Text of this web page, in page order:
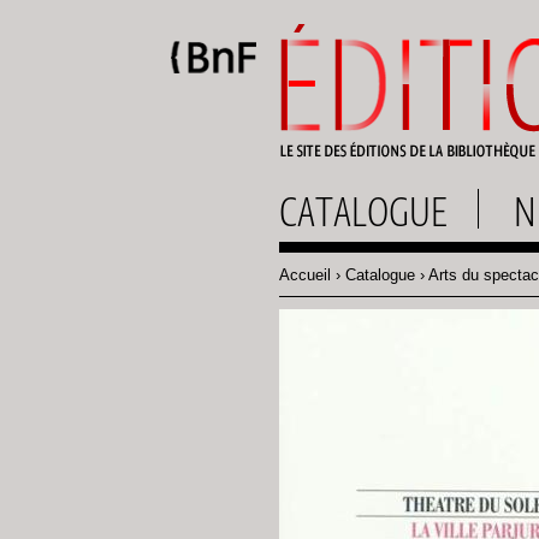
CATALOGUE
Fil
d'Ariane
Accueil Catalogue Arts du